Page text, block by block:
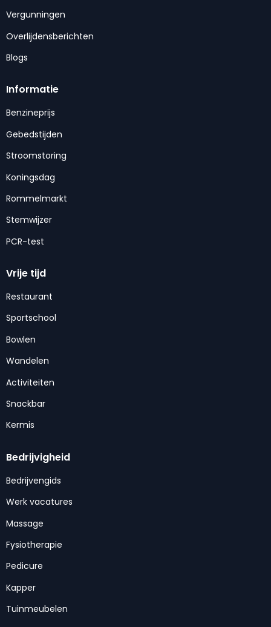
Vergunningen
Overlijdensberichten
Blogs
Informatie
Benzineprijs
Gebedstijden
Stroomstoring
Koningsdag
Rommelmarkt
Stemwijzer
PCR-test
Vrije tijd
Restaurant
Sportschool
Bowlen
Wandelen
Activiteiten
Snackbar
Kermis
Bedrijvigheid
Bedrijvengids
Werk vacatures
Massage
Fysiotherapie
Pedicure
Kapper
Tuinmeubelen